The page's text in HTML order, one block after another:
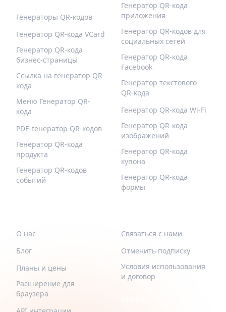
Генераторы QR-кодов
Генератор QR-кода VCard
Генератор QR-кода
бизнес-страницы
Ссылка на генератор QR-
кода
Меню Генератор QR-
кода
PDF-генератор QR-кодов
Генератор QR-кода
продукта
Генератор QR-кодов
событий
Генератор QR-кода
приложения
Генератор QR-кодов для
социальных сетей
Генератор QR-кода
Facebook
Генератор текстового
QR-кода
Генератор QR-кода Wi-Fi
Генератор QR-кода
изображений
Генератор QR-кода
купона
Генератор QR-кода
формы
О нас
Блог
Планы и цены
Расширение для
браузера
Связаться с нами
Отменить подписку
Условия использования
и договор